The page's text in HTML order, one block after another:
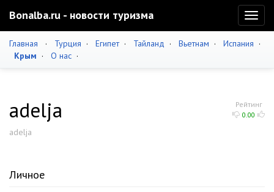
Bonalba.ru - новости туризма
Главная · Турция · Египет· Тайланд · Вьетнам · Испания ·
Крым · О нас ·
Рейтинг
0.00
adelja
adelja
Личное